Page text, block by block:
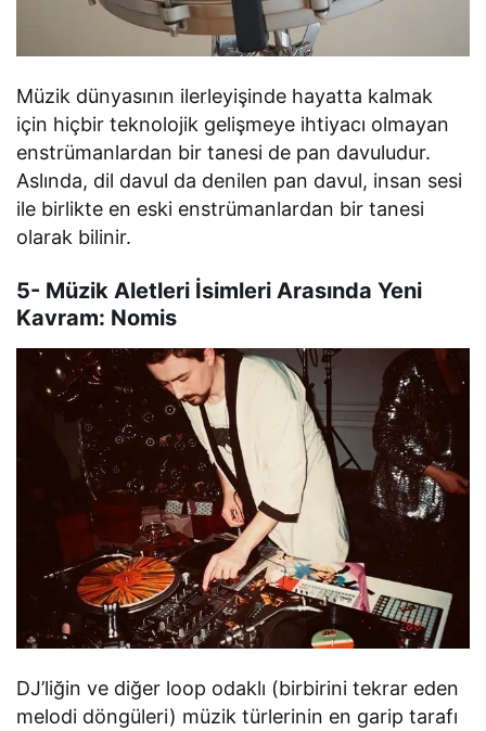
Müzik dünyasının ilerleyişinde hayatta kalmak
için hiçbir teknolojik gelişmeye ihtiyacı olmayan
enstrümanlardan bir tanesi de pan davuludur.
Aslında, dil davul da denilen pan davul, insan sesi
ile birlikte en eski enstrümanlardan bir tanesi
olarak bilinir.
5- Müzik Aletleri İsimleri Arasında Yeni
Kavram: Nomis
DJ’liğin ve diğer loop odaklı (birbirini tekrar eden
melodi döngüleri) müzik türlerinin en garip tarafı